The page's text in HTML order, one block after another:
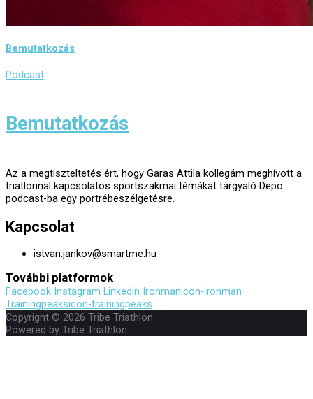
Bemutatkozás
Podcast
Bemutatkozás
Az a megtiszteltetés ért, hogy Garas Attila kollegám meghívott a
triatlonnal kapcsolatos sportszakmai témákat tárgyaló Depo
podcast-ba egy portrébeszélgetésre.
Kapcsolat
istvan.jankov@smartme.hu
További platformok
Facebook Instagram Linkedin Ironmanicon-ironman
Trainingpeaksicon-trainingpeaks
Copyright © 2026 Tribe Triathlon
Powered by Tribe Triathlon